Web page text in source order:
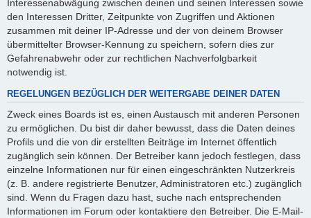
Interessenabwägung zwischen deinen und seinen Interessen sowie
den Interessen Dritter, Zeitpunkte von Zugriffen und Aktionen
zusammen mit deiner IP-Adresse und der von deinem Browser
übermittelter Browser-Kennung zu speichern, sofern dies zur
Gefahrenabwehr oder zur rechtlichen Nachverfolgbarkeit
notwendig ist.
REGELUNGEN BEZÜGLICH DER WEITERGABE DEINER DATEN
Zweck eines Boards ist es, einen Austausch mit anderen Personen
zu ermöglichen. Du bist dir daher bewusst, dass die Daten deines
Profils und die von dir erstellten Beiträge im Internet öffentlich
zugänglich sein können. Der Betreiber kann jedoch festlegen, dass
einzelne Informationen nur für einen eingeschränkten Nutzerkreis
(z. B. andere registrierte Benutzer, Administratoren etc.) zugänglich
sind. Wenn du Fragen dazu hast, suche nach entsprechenden
Informationen im Forum oder kontaktiere den Betreiber. Die E-Mail-